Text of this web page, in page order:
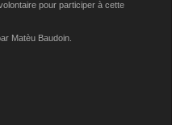
pour participer à cette
Matèu Baudoin.